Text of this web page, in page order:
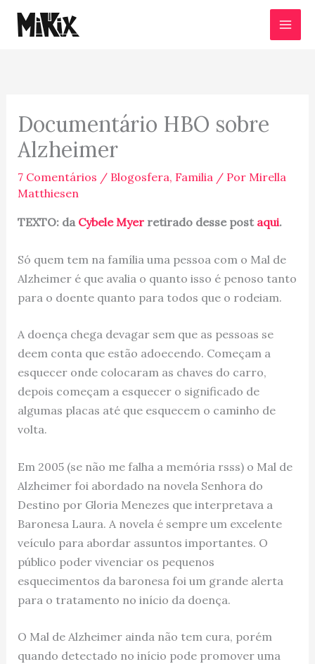
para
Documentário HBO sobre
Alzheimer
7 Comentários / Blogosfera, Familia/ Por Mirella
Matthiesen
TEXTO: da Cybele Myerretirado desse post aqui.
Só quem tem na família uma pessoa com o Mal de
Alzheimer é que avalia o quanto isso é penoso tanto
para o doente quanto para todos que o rodeiam.
A doença chega devagar sem que as pessoas se
deem conta que estão adoecendo. Começam a
esquecer onde colocaram as chaves do carro,
depois começam a esquecer o significado de
algumas placas até que esquecem o caminho de
volta.
Em 2005 (se não me falha a memória rsss) o Mal de
Alzheimer foi abordado na novela Senhora do
Destino por Gloria Menezes que interpretava a
Baronesa Laura. A novela é sempre um excelente
veículo para abordar assuntos importantes. O
público poder vivenciar os pequenos
esquecimentos da baronesa foi um grande alerta
para o tratamento no início da doença.
O Mal de Alzheimer ainda não tem cura, porém
quando detectado no início pode promover uma